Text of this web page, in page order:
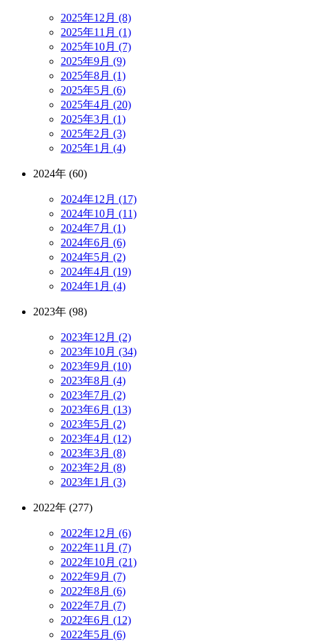
2025年12月 (8)
2025年11月 (1)
2025年10月 (7)
2025年9月 (9)
2025年8月 (1)
2025年5月 (6)
2025年4月 (20)
2025年3月 (1)
2025年2月 (3)
2025年1月 (4)
2024年 (60)
2024年12月 (17)
2024年10月 (11)
2024年7月 (1)
2024年6月 (6)
2024年5月 (2)
2024年4月 (19)
2024年1月 (4)
2023年 (98)
2023年12月 (2)
2023年10月 (34)
2023年9月 (10)
2023年8月 (4)
2023年7月 (2)
2023年6月 (13)
2023年5月 (2)
2023年4月 (12)
2023年3月 (8)
2023年2月 (8)
2023年1月 (3)
2022年 (277)
2022年12月 (6)
2022年11月 (7)
2022年10月 (21)
2022年9月 (7)
2022年8月 (6)
2022年7月 (7)
2022年6月 (12)
2022年5月 (6)